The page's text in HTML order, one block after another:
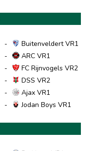
-
Buitenveldert VR1
-
ARC VR1
-
FC Rijnvogels VR2
-
DSS VR2
-
Ajax VR1
- Jodan Boys VR1